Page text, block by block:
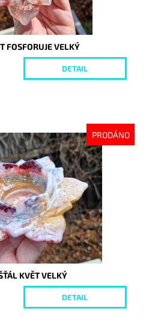
FOSFORUJE VELKÝ
DETAIL
PRODÁNO
KVĚT VELKÝ
DETAIL